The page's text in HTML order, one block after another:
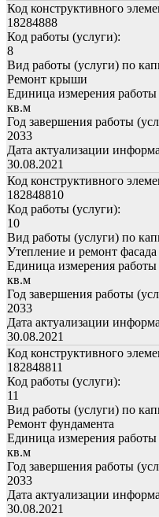
Код конструктивного
18284888
Код работы (услуги):
8
Вид работы (услуги) по
Ремонт крыши
Единица измерения работы
кв.м
Год завершения работы
2033
Дата актуализации
30.08.2021
Код конструктивного
182848810
Код работы (услуги):
10
Вид работы (услуги) по
Утепление и ремонт фасада
Единица измерения работы
кв.м
Год завершения работы
2033
Дата актуализации
30.08.2021
Код конструктивного
182848811
Код работы (услуги):
11
Вид работы (услуги) по
Ремонт фундамента
Единица измерения работы
кв.м
Год завершения работы
2033
Дата актуализации
30.08.2021